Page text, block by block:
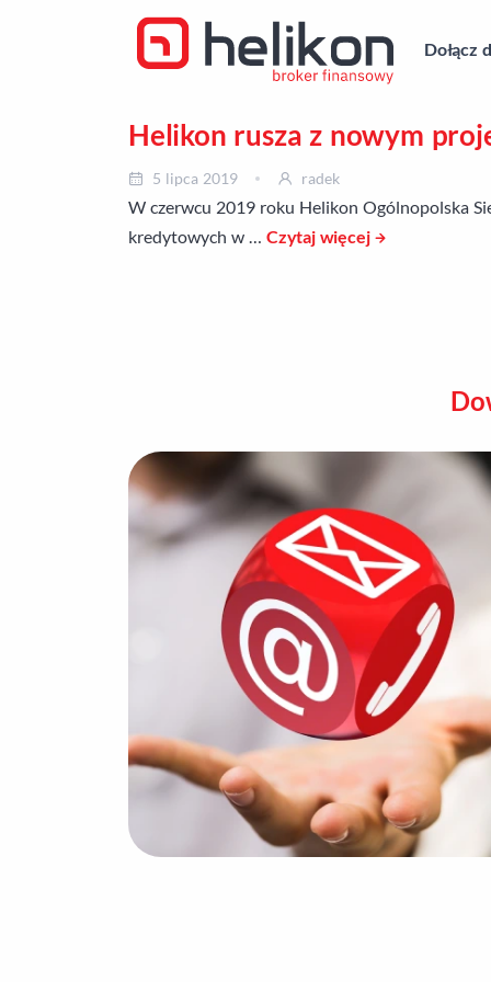
Dołącz
Helikon rusza z nowym
5 lipca 2019 radek
W czerwcu 2019 roku Helikon Ogólnopolska
kredytowych w … Czytaj więcej